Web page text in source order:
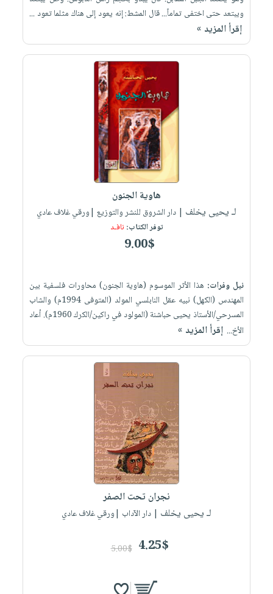
ويبتعد حتى اختفى تماماً... قال المشط: إنه يعود إلى هناك مثلما تعود ...
إقرأ المزيد »
هاوية الجنون
لـ يحيى يخلف | دار الشروق للنشر والتوزيع |ورقي غلاف عادي
توفر الكتاب: نافـد
9.00$
نيل وفرات: هذا الأثر الموسوم (هاوية الجنون) محاورات فلسفية بين
المهندس (الكهل) نبيه عقل النابلسي المولد (المتوفى 1994م) والشاب
المسرحي/الأستاذ يحيى حباشنة (المولود في راكين/الكرك 1960م). أعاد
الأخ... إقرأ المزيد »
نجران تحت الصفر
لـ يحيى يخلف | دار الآداب |ورقي غلاف عادي
4.25$
5.00$